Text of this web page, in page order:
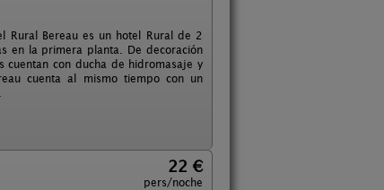
Rural Bereau es un hotel Rural de 2
en la primera planta. De decoración
cuentan con ducha de hidromasaje y
cuenta al mismo tiempo con un
22 €
pers/noche